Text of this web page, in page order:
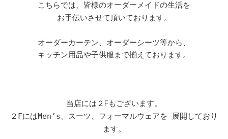
こちらでは、皆様のオーダーメイドの生活を
お手伝いさせて頂いております。
オーダーカーテン、オーダーシーツ等から、
キッチン用品や子供服まで揃えております。
当店には２Fもございます。
２FにはMen’s、スーツ、フォーマルウェアを 展開しており
ます。